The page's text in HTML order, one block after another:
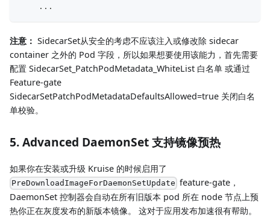
...
注意： SidecarSet从安全的考虑不应该注入或修改除 sidecar
container 之外的 Pod 字段，所以如果想要使用该能力，首先需要
配置 SidecarSet_PatchPodMetadata_WhiteList 白名单 或通过
Feature-gate
SidecarSetPatchPodMetadataDefaultsAllowed=true 关闭白名
单校验。
5. Advanced DaemonSet 支持镜像预热
如果你在安装或升级 Kruise 的时候启用了
PreDownloadImageForDaemonSetUpdate feature-gate，
DaemonSet 控制器会自动在所有旧版本 pod 所在 node 节点上预
热你正在灰度发布的新版本镜像。 这对于应用发布加速很有帮助。